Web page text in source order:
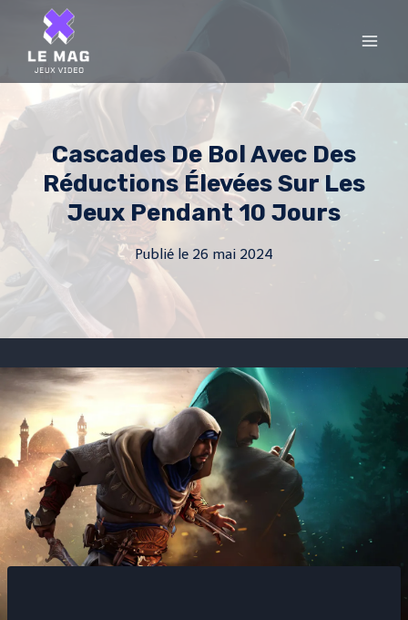
content
Cascades De Bol Avec Des
Réductions Élevées Sur Les
Jeux Pendant 10 Jours
Publié le 26 mai 2024